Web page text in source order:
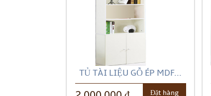
TỦ TÀI LIỆU GỖ ÉP MDF...
Đặt hàng